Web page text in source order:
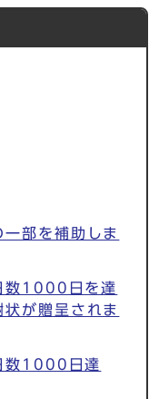
部を補助しま
数1000日を達
が贈呈されま
数1000日達